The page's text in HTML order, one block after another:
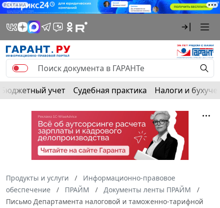
РЕКЛАМА
Бюджетный учет Судебная практика Налоги и
Продукты и услуги
Информационно-правовое
обеспечение
ПРАЙМ
Документы ленты ПРАЙМ
Письмо Департамента налоговой и таможенно-тарифной